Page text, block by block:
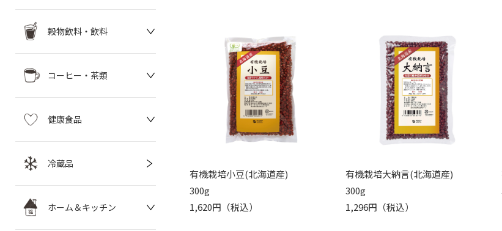
穀物飲料・飲料
コーヒー・茶類
健康食品
冷蔵品
ホーム＆キッチン
有機栽培小豆(北海道産)
300g
1,620円（税込）
有機栽培大納言(北海道産)
300g
1,296円（税込）